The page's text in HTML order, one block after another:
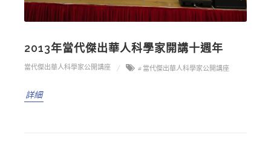
2013年當代傑出華人科學家開講十週年
當代傑出華人科學家公開講座 # 當代傑出華人科學家公開講座
詳細